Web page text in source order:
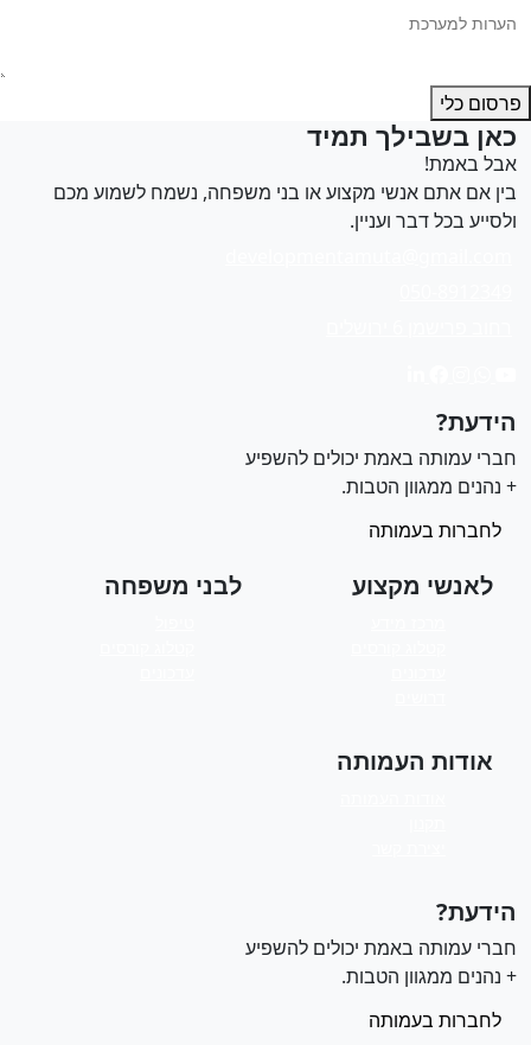
כלי
בשבילך תמיד
באמת!
אם אתם אנשי מקצוע או בני משפחה, נשמח לשמוע מכם
בכל דבר ועניין.
עמותה באמת יכולים להשפיע
נהנים ממגוון הטבות.
לחברות בעמותה
אודות העמותה
לאנשי מקצוע לבני משפחה
עמותה באמת יכולים להשפיע
נהנים ממגוון הטבות.
לחברות בעמותה